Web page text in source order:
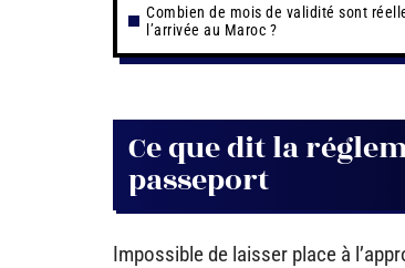
Combien de mois de validité sont
l’arrivée au Maroc ?
Ce que dit la
passeport
Impossible de laisser place à